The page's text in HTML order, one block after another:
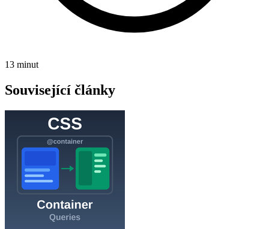
13 minut
Související články